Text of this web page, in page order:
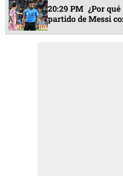
20:29 PM ¿Por
partido de Messi